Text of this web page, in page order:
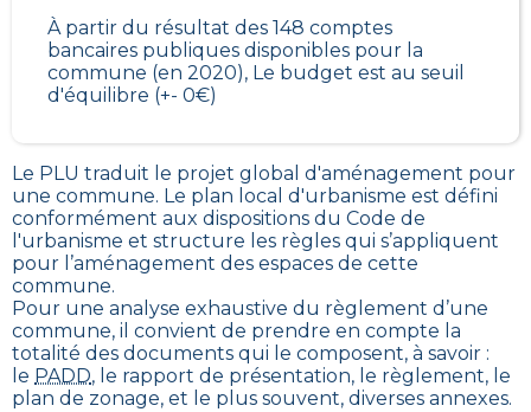
À partir du résultat des 148 comptes
bancaires publiques disponibles pour la
commune (en 2020), Le budget est au seuil
d'équilibre (+- 0€)
Le PLU traduit le projet global d'aménagement pour
une commune. Le plan local d'urbanisme est défini
conformément aux dispositions du Code de
l'urbanisme et structure les règles qui s’appliquent
pour l’aménagement des espaces de cette
commune.
Pour une analyse exhaustive du règlement d’une
commune, il convient de prendre en compte la
totalité des documents qui le composent, à savoir :
le PADD, le rapport de présentation, le règlement, le
plan de zonage, et le plus souvent, diverses annexes.